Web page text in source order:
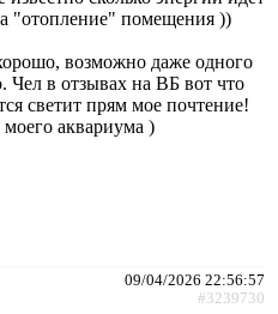
"отопление" помещения ))
возможно даже одного
Чел в отзывах на ВБ вот что
светит прям мое почтение!
аквариума )
09/04/2026 22:56:57
#3239730